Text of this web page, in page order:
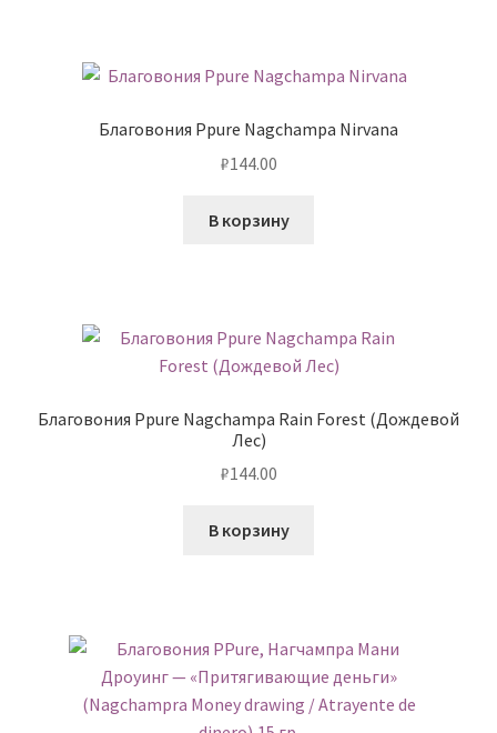
Благовония Ppure Nagchampa Nirvana
₽144.00
В корзину
Благовония Ppure Nagchampa Rain Forest (Дождевой
Лес)
₽144.00
В корзину